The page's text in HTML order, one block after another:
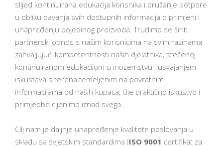
slijed kontinuirana edukacija korisnika i pružanje potpore
u obliku davanja svih dostupnih informacija o primjeni i
unapređenju pojedinog proizvoda. Trudimo se širiti
partnerski odnos s našim korisnicima na svim razinama
zahvaljujući kompetentnosti naših djelatnika, stečenoj
kontinuiranom edukacijom u inozemstvu i usvajanjem
iskustava s terena temeljenim na povratnim
informacijama od naših kupaca, čije praktično iskustvo i
primjedbe cijenimo iznad svega.
Cilj nam je daljnje unapređenje kvalitete poslovanja u
skladu sa svjetskim standardima (ISO 9001 certifikat za